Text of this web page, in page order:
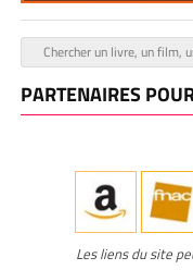
PARTENAIRES
Les liens du site